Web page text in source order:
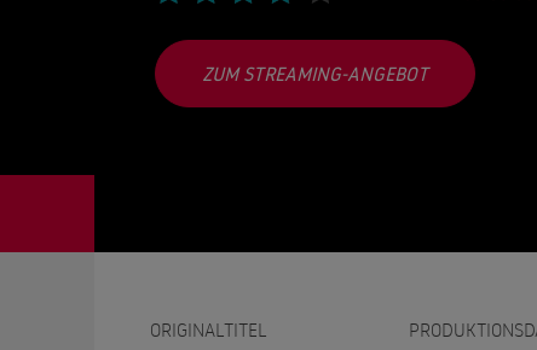
ZUM STREAMING-ANGEBOT
ORIGINALTITEL